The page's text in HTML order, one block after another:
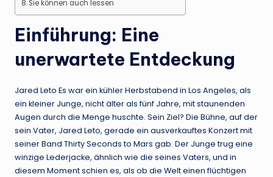
Sie können auch lessen
Einführung: Eine
unerwartete Entdeckung
Jared Leto Es war ein kühler Herbstabend in Los Angeles, als
ein kleiner Junge, nicht älter als fünf Jahre, mit staunenden
Augen durch die Menge huschte. Sein Ziel? Die Bühne, auf der
sein Vater, Jared Leto, gerade ein ausverkauftes Konzert mit
seiner Band Thirty Seconds to Mars gab. Der Junge trug eine
winzige Lederjacke, ähnlich wie die seines Vaters, und in
diesem Moment schien es, als ob die Welt einen flüchtigen